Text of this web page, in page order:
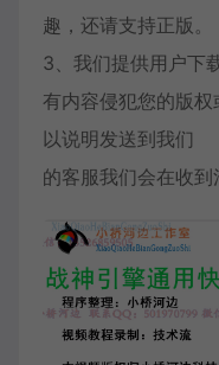
趣，还请支持正版。
3、我们提供用户下
有内容侵犯您的版
以说明发送到我们
的客服我们会在收到